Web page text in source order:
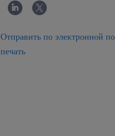
Отправить по электронной
печать